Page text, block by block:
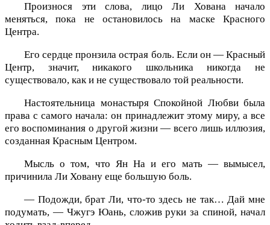
Произнося эти слова, лицо Ли Хована начало
меняться, пока не остановилось на маске Красного
Центра.
Его сердце пронзила острая боль. Если он — Красный
Центр, значит, никакого школьника никогда не
существовало, как и не существовало той реальности.
Настоятельница монастыря Спокойной Любви была
права с самого начала: он принадлежит этому миру, а все
его воспоминания о другой жизни — всего лишь иллюзия,
созданная Красным Центром.
Мысль о том, что Ян На и его мать — вымысел,
причинила Ли Ховану еще большую боль.
— Подожди, брат Ли, что-то здесь не так… Дай мне
подумать, — Чжугэ Юань, сложив руки за спиной, начал